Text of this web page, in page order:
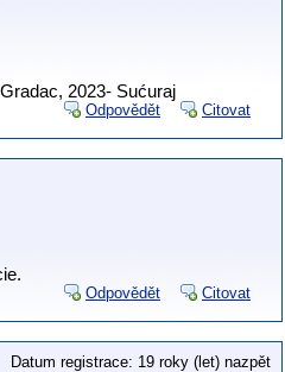
2023- Sućuraj
Odpovědět Citovat
Odpovědět Citovat
Datum registrace: 19 roky (let) nazpět